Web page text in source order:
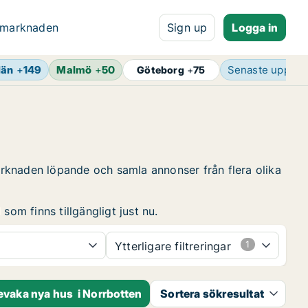
Sign up Logga in
+149 Malmö +50 Göteborg+75 Senaste
löpande och samla annonser från flera olika
finns tillgängligt just nu.
Ytterligare filtreringar
nya hus i Norrbotten Sortera sökresultat